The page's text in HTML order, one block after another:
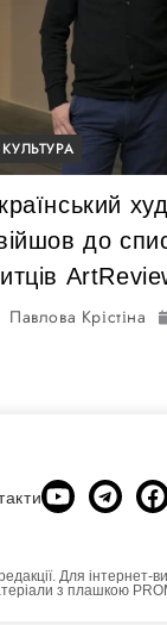
КУЛЬТУРА
до
Павлова Крістіна
Для
з плашкою